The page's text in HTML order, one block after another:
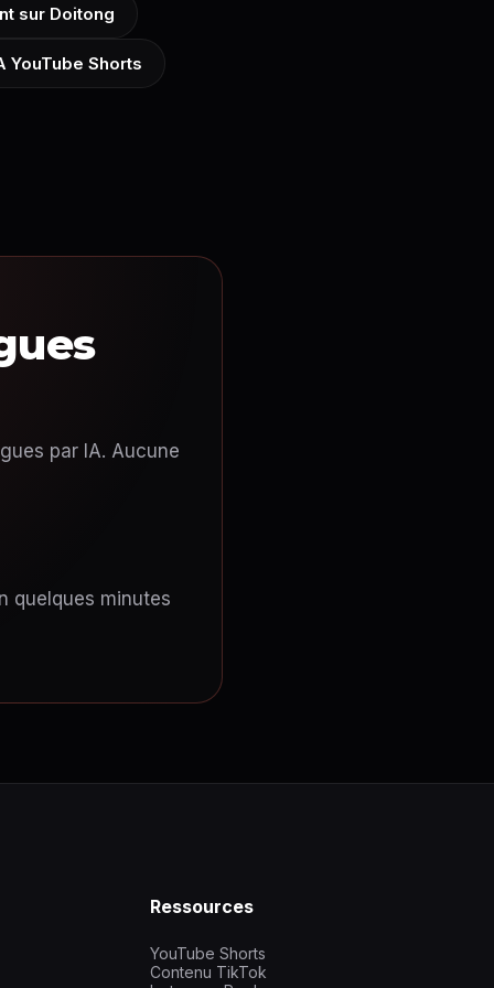
sur Doitong
YouTube Shorts
par IA. Aucune
quelques minutes
Ressources
YouTube Shorts
Contenu TikTok